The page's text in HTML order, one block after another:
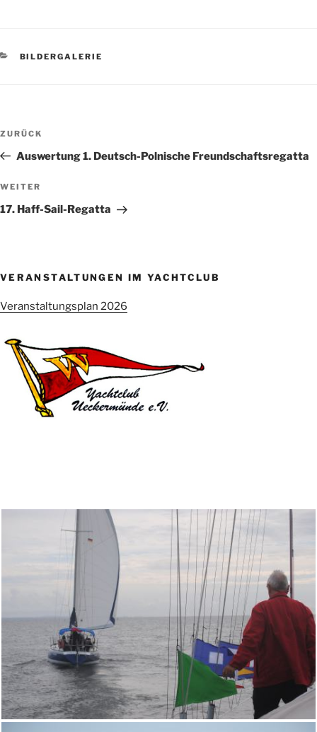
KATEGORIEN
BILDERGALERIE
Beitragsnavigation
Vorheriger
Beitrag
ZURÜCK
Auswertung 1. Deutsch-Polnische Freundschaftsregatta
Nächster
Beitrag
WEITER
17. Haff-Sail-Regatta
VERANSTALTUNGEN IM YACHTCLUB
Veranstaltungsplan 2026